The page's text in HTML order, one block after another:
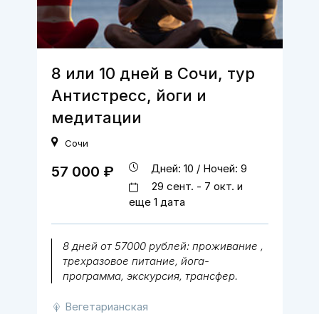
8 или 10 дней в Сочи, тур
Антистресс, йоги и
медитации
Сочи
8 дней от 57000 рублей: проживание ,
трехразовое питание, йога-
программа, экскурсия, трансфер.
Вегетарианская
57 000 ₽
Дней: 10 / Ночей: 9
29 сент. - 7 окт. и
еще 1 дата